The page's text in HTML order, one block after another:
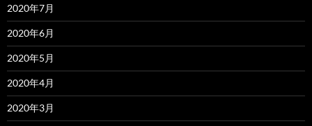
2020年7月
2020年6月
2020年5月
2020年4月
2020年3月